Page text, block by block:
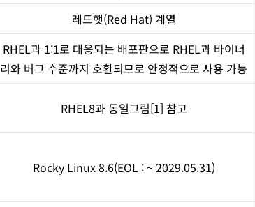
레드햇(Red Hat) 계열
RHEL과 1:1로 대응되는 배포판으로 RHEL과 바이너
리와 버그 수준까지 호환되므로 안정적으로 사용 가능
RHEL8과 동일그림[1] 참고
Rocky Linux 8.6(EOL : ~ 2029.05.31)